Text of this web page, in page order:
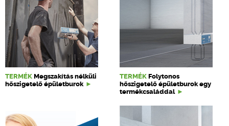
TERMÉK Megszakítás nélküli
hőszigetelő épületburok
TERMÉK Folytonos
hőszigetelő épületburok egy
termékcsaláddal